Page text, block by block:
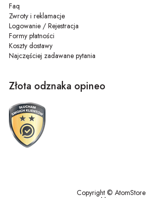
Faq
Zwroty i reklamacje
Logowanie / Rejestracja
Formy płatności
Koszty dostawy
Najczęściej zadawane pytania
Złota odznaka opineo
Copyright © AtomStore